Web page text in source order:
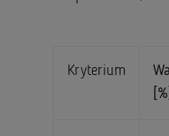
Kryterium
[%]